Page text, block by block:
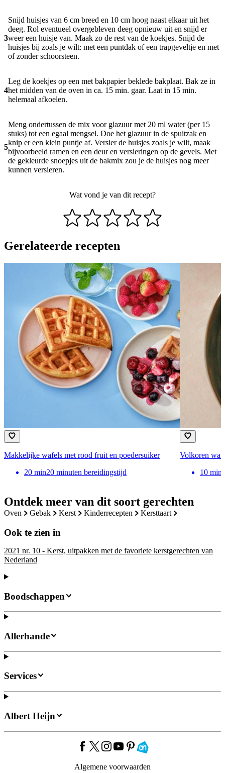
Ontdek meer van dit soort gerechten
oven gebak kerst kinderrecepten kersttaart
Ook te zien in
2021 nr. 10 - Kerst, uitpakken met de favoriete kerstgerechten van
Nederland
3
Snijd huisjes van 6 cm breed en 10 cm hoog naast elkaar uit het
deeg. Rol eventueel overgebleven deeg opnieuw uit en snijd er
weer een huisje van. Maak zo de rest van de koekjes. Snijd de
huisjes bij zoals je wilt: met een puntdak of een trapgeveltje en met
of zonder schoorsteen.
4
Leg de koekjes op een met bakpapier beklede bakplaat. Bak ze in
het midden van de oven in ca. 15 min. gaar. Laat in 15 min.
helemaal afkoelen.
5
Meng ondertussen de mix voor glazuur met 20 ml water (per 15
stuks) tot een egaal mengsel. Doe het glazuur in de spuitzak en
knip er een klein puntje af. Versier de huisjes zoals je wilt, maak
bijvoorbeeld ramen en een deur en versieringen op de gevels. Met
de gekleurde snoepjes uit de bakmix zou je de huisjes nog meer
kunnen versieren.
Wat vond je van dit recept?
Gerelateerde recepten
Makkelijke wafels met rood fruit en poedersuiker
20 min20 minuten bereidingstijd
Volkoren
10 min
Boodschappen
Allerhande
Services
Albert Heijn
Algemene voorwaarden